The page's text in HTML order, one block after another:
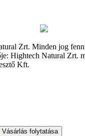
Zrt. Minden jog
Hightech Natural Zrt.
Kft.
Vásárlás folytatása